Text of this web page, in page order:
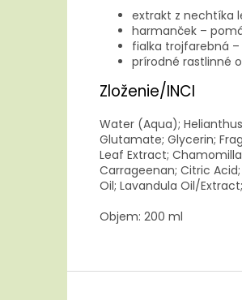
extrakt z nechtíka
harmanček –
fialka trojfarebná
prírodné rastlinné
Zloženie/INCI
Water (Aqua);
Glutamate; Glycerin;
Leaf Extract;
Carrageenan; Citric
Oil; Lavandula Oil/
Objem: 200 ml